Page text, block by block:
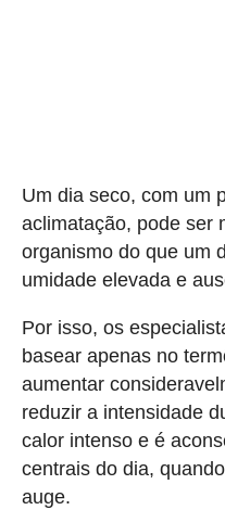
Um dia seco, com um
aclimatação, pode ser
organismo do que um
umidade elevada e
Por isso, os
basear apenas no
aumentar
reduzir a intensidade
calor intenso e é
centrais do dia,
auge.